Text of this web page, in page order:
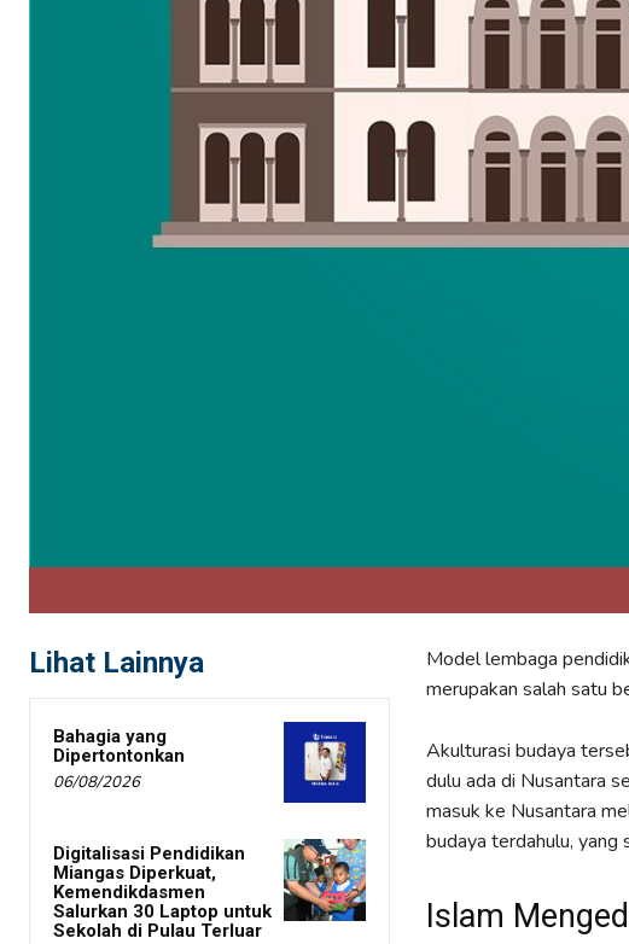
Lihat Lainnya
Bahagia yang
Dipertontonkan
06/08/2026
Digitalisasi Pendidikan
Miangas Diperkuat,
Kemendikdasmen
Salurkan 30 Laptop untuk
Sekolah di Pulau Terluar
Model lembaga
merupakan salah satu
Akulturasi budaya
dulu ada di Nusantara
masuk ke Nusantara
budaya terdahulu, yang
Islam